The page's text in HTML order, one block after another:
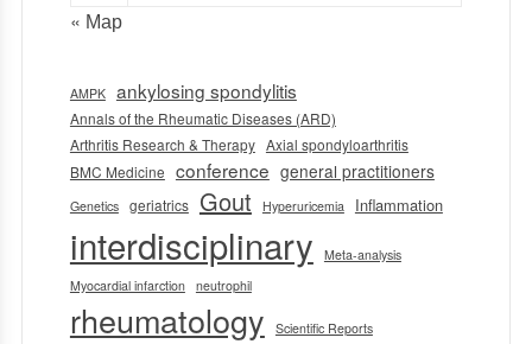
« Мар
AMPK ankylosing spondylitis
Annals of the Rheumatic Diseases (ARD)
Arthritis Research & Therapy Axial spondyloarthritis
BMC Medicine conference general practitioners
Genetics geriatrics Gout Hyperuricemia Inflammation
interdisciplinary
Meta-analysis
Myocardial infarction
neutrophil
rheumatology
Scientific Reports